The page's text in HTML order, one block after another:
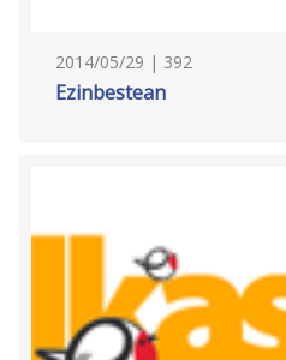
2014/05/29 | 392
Ezinbestean